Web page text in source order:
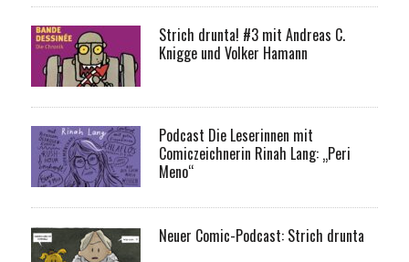
Strich drunta! #3 mit Andreas C.
Knigge und Volker Hamann
Podcast Die Leserinnen mit
Comiczeichnerin Rinah Lang: „Peri
Meno“
Neuer Comic-Podcast: Strich drunta